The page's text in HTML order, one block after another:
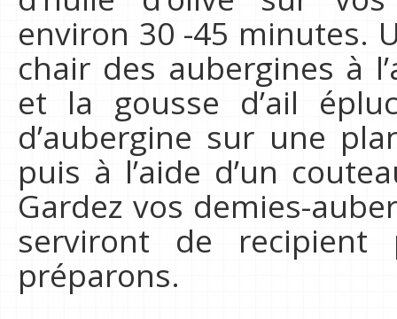
environ 30 -45 minutes.
chair des aubergines à
et la gousse d’ail
d’aubergine sur une
puis à l’aide d’un
Gardez vos demies-
serviront de
préparons.